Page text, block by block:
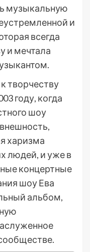
музыкальную
и
всегда
и мечтала
творчеству
году, когда
шоу
харизма
людей, и уже в
концертные
шоу Ева
альбом,